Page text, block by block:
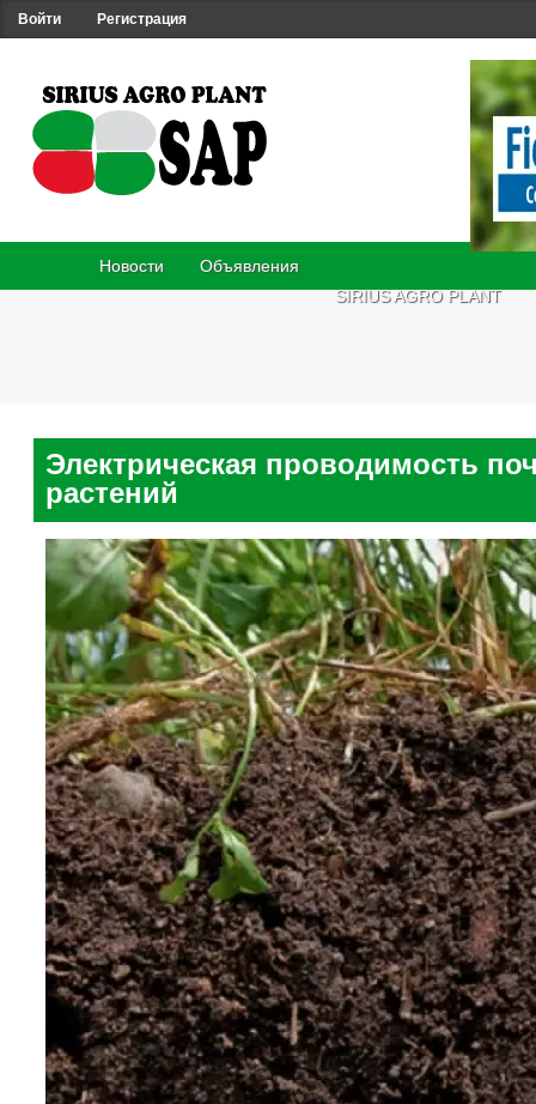
Войти Регистрация
Новости
Объявления
SIRIUS AGRO PLANT
Электрическая проводимость
растений